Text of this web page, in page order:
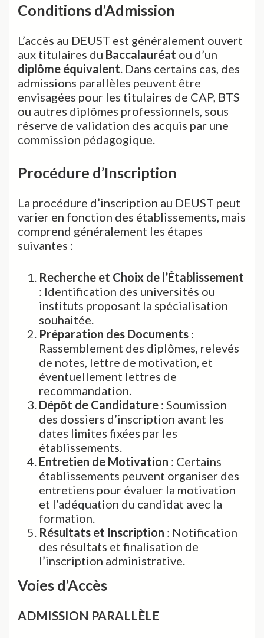
Conditions d’Admission
L’accès au DEUST est généralement ouvert
aux titulaires du Baccalauréat ou d’un
diplôme équivalent . Dans certains cas, des
admissions parallèles peuvent être
envisagées pour les titulaires de CAP, BTS
ou autres diplômes professionnels, sous
réserve de validation des acquis par une
commission pédagogique.
Procédure d’Inscription
La procédure d’inscription au DEUST peut
varier en fonction des établissements, mais
comprend généralement les étapes
suivantes :
Recherche et Choix de l’Établissement
: Identification des universités ou
instituts proposant la spécialisation
souhaitée.
Préparation des Documents :
Rassemblement des diplômes, relevés
de notes, lettre de motivation, et
éventuellement lettres de
recommandation.
Dépôt de Candidature : Soumission
des dossiers d’inscription avant les
dates limites fixées par les
établissements.
Entretien de Motivation : Certains
établissements peuvent organiser des
entretiens pour évaluer la motivation
et l’adéquation du candidat avec la
formation.
Résultats et Inscription : Notification
des résultats et finalisation de
l’inscription administrative.
Voies d’Accès
ADMISSION PARALLÈLE